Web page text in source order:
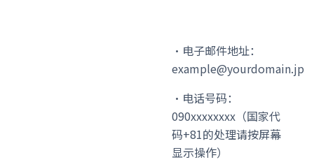
・电子邮件地址：
example@yourdomain.jp
・电话号码：
090xxxxxxxx（国家代
码+81的处理请按屏幕
显示操作）